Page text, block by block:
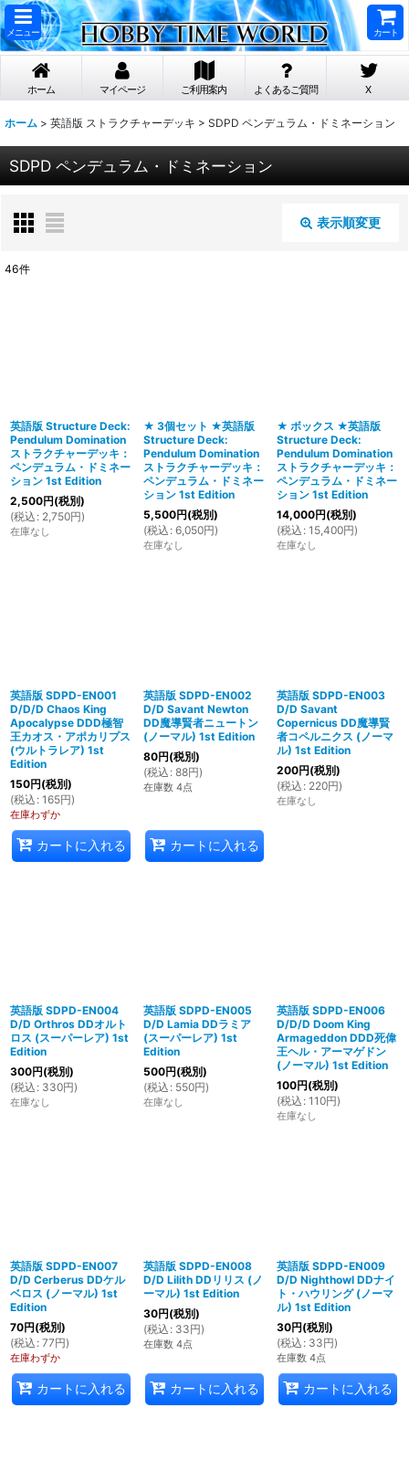
メニュー カート
ホーム マイページ ご利用案内 よくあるご質問 X
ホーム > 英語版 ストラクチャーデッキ > SDPD ペンデュラム・ドミネーション
SDPD ペンデュラム・ドミネーション
表示順変更
絞り込む
46件
英語版 Structure Deck:
Pendulum Domination
ストラクチャーデッキ：
ペンデュラム・ドミネー
ション 1st Edition
2,500円(税別)
(税込 : 2,750円)
在庫なし
★ 3個セット ★英語版
Structure Deck:
Pendulum Domination
ストラクチャーデッキ：
ペンデュラム・ドミネー
ション 1st Edition
5,500円(税別)
(税込 : 6,050円)
在庫なし
★ ボックス ★英語版
Structure Deck:
Pendulum Domination
ストラクチャーデッキ：
ペンデュラム・ドミネー
ション 1st Edition
14,000円(税別)
(税込 : 15,400円)
在庫なし
英語版 SDPD-EN001
D/D/D Chaos King
Apocalypse DDD極智
王カオス・アポカリプス
(ウルトラレア) 1st
Edition
150円(税別)
(税込 : 165円)
在庫わずか
カートに入れる
英語版 SDPD-EN002
D/D Savant Newton
DD魔導賢者ニュートン
(ノーマル) 1st Edition
80円(税別)
(税込 : 88円)
在庫数 4点
カートに入れる
英語版 SDPD-EN003
D/D Savant
Copernicus DD魔導賢
者コペルニクス (ノーマ
ル) 1st Edition
200円(税別)
(税込 : 220円)
在庫なし
英語版 SDPD-EN004
D/D Orthros DDオルト
ロス (スーパーレア) 1st
Edition
300円(税別)
(税込 : 330円)
在庫なし
英語版 SDPD-EN005
D/D Lamia DDラミア
(スーパーレア) 1st
Edition
500円(税別)
(税込 : 550円)
在庫なし
英語版 SDPD-EN006
D/D/D Doom King
Armageddon DDD死偉
王ヘル・アーマゲドン
(ノーマル) 1st Edition
100円(税別)
(税込 : 110円)
在庫なし
英語版 SDPD-EN007
D/D Cerberus DDケル
ベロス (ノーマル) 1st
Edition
70円(税別)
(税込 : 77円)
在庫わずか
カートに入れる
英語版 SDPD-EN008
D/D Lilith DDリリス (ノ
ーマル) 1st Edition
30円(税別)
(税込 : 33円)
在庫数 4点
カートに入れる
英語版 SDPD-EN009
D/D Nighthowl DDナイ
ト・ハウリング (ノーマ
ル) 1st Edition
30円(税別)
(税込 : 33円)
在庫数 4点
カートに入れる